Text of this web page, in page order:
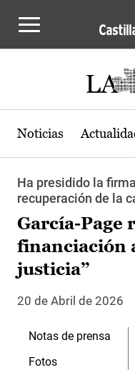
Noticias
Ha presidido la
recuperación de la
García-Page
financiación
justicia”
20 de Abril de 2026
Notas de prensa
Fotos